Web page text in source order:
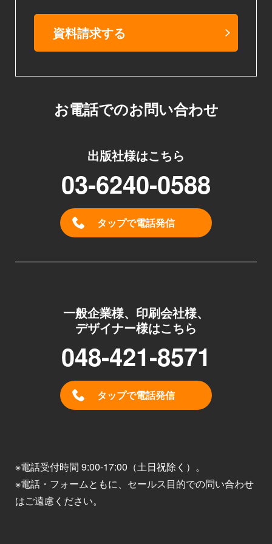
資料請求する
お電話でのお問い合わせ
出版社様はこちら
03-6240-0588
タップで電話発信
一般企業様、印刷会社様、
デザイナー様はこちら
048-421-8571
タップで電話発信
※電話受付時間 9:00-17:00（土日祝除く）。
※電話・フォームともに、セールス目的での問い合わせ
はご遠慮ください。